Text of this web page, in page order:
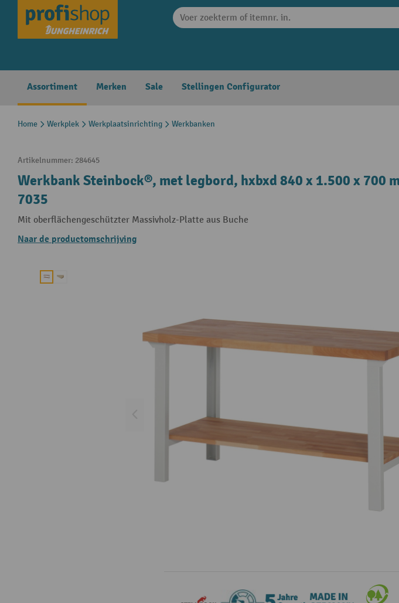
Skip to main navigation
Assortiment Merken Sale Stellingen Configurator
Home Werkplek Werkplaatsinrichting Werkbanken
Artikelnummer: 284645
Werkbank Steinbock®, met legbord, hxbxd 840 x 1.500 x 700
7035
Mit oberflächengeschützter Massivholz-Platte aus Buche
Naar de productomschrijving